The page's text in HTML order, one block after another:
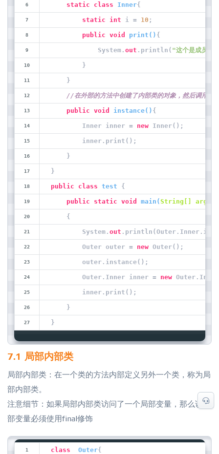
static class Inner{
static int i = 10 ;
public void print ( ) {
            System.
out .println( "这个是成员
        }
    }
//在外部的方法中创建了内部类的对象，然后调用内
public void instance( ) {
        Inner inner =
new Inner();
        inner.print();
    }
}
public class test {
public static void main (String[] args
    {
        System.
out .println(Outer.Inner.i);
        Outer outer =
new Outer();
        outer.instance();
        Outer.Inner inner =
new
        inner.print();
    }
}
7.1 局部内部类
局部内部类：在一个类的方法内部定义另外一个类，称为局
部内部类。
注意细节：如果局部内部类访问了一个局部变量，那么该局
部变量必须使用final修饰
class Outer{